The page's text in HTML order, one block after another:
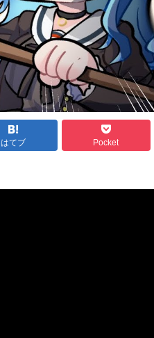
はてブ Pocket